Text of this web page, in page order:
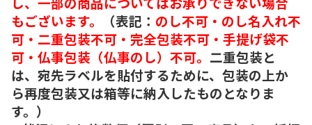
もございます。
（表記： のし不可・のし名入れ不
可・二重包装不可・完全包装不可・手提げ袋不
可・仏事包装（仏事のし）不可。 二重包装と
は、宛先ラベルを貼付するために、包装の上か
ら再度包装又は箱等に納入したものとなりま
す。）